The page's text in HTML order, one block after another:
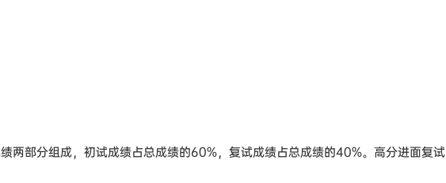
两部分组成，初试成绩占总成绩的60%，复试成绩占总成绩的40%。高分进面复试